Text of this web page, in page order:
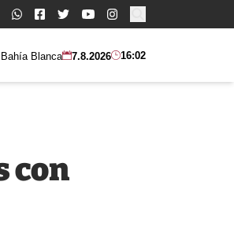
Buscar:
Bahía Blanca 7.8.2026 16:02
con